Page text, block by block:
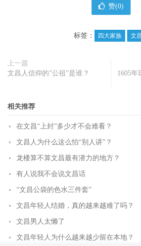
赞(0)
标签： 四大家族 文
上一篇
文昌人信仰的”公祖”是谁？
1605年
相关推荐
在文昌“上封”多少才不会难看？
文昌人为什么这么怕“别人讲”？
龙楼算不算文昌最有潜力的地方？
有人说我不会说文昌话
“文昌公袋的色水三件套”
文昌年轻人结婚，真的越来越难了吗？
文昌男人太懒了
文昌年轻人为什么越来越少留在本地？